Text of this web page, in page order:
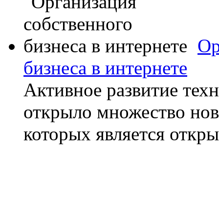
бизнеса в интернете
Активное развитие
открыло множество
которых является